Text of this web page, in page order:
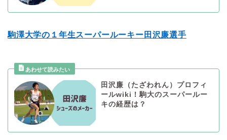
駒澤大学の１年生スーパールーキー田沢廉選手
田沢廉（たざわれん）プロフィ
ールwiki！駒大のスーパールー
キの経歴は？